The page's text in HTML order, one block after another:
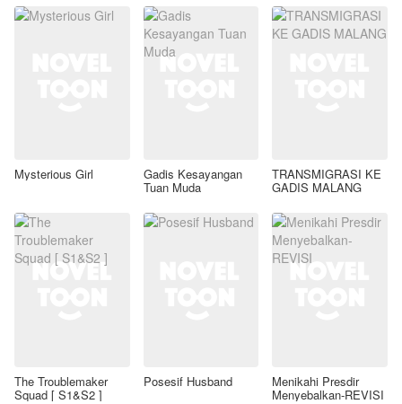
Mysterious Girl Gadis Kesayangan
Tuan Muda
TRANSMIGRASI KE
GADIS MALANG
The Troublemaker
Squad [ S1&S2 ]
Posesif Husband Menikahi Presdir
Menyebalkan-REVISI